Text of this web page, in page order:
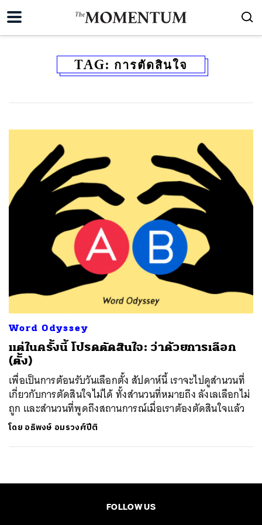
TAG: การตัดสินใจ
Word Odyssey
แต่ในครั้งนี้ โปรดตัดสินใจ: ว่าด้วยการเลือก
(ตั้ง)
เพื่อเป็นการต้อนรับวันเลือกตั้ง สัปดาห์นี้ เราจะไปดูสำนวนที่
เกี่ยวกับการตัดสินใจไม่ได้ ทั้งสำนวนที่หมายถึง ลังเลเลือกไม่
ถูก และสำนวนที่พูดถึงสถานการณ์เมื่อเราต้องตัดสินใจแล้ว
โดย อธิพงษ์ อมรวงศ์ปีติ
FOLLOW US
TWEET LINE